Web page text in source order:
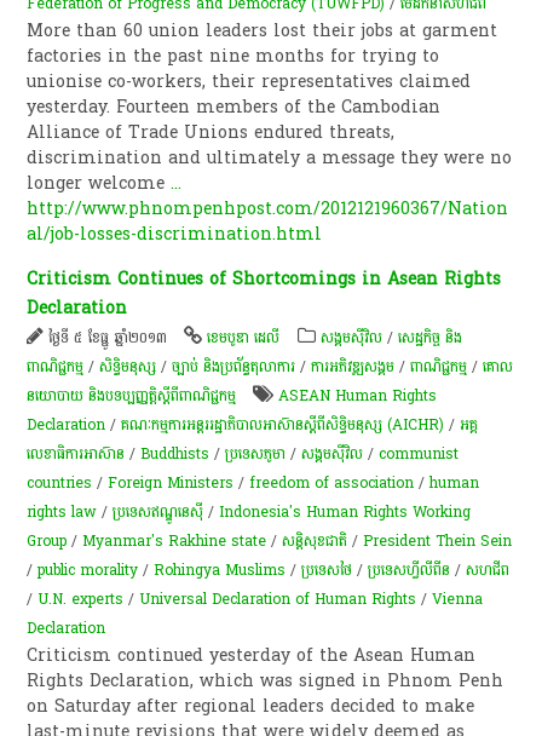
More than 60 union leaders lost their jobs at garment
factories in the past nine months for trying to
unionise co-workers, their representatives claimed
yesterday. Fourteen members of the Cambodian
Alliance of Trade Unions endured threats,
discrimination and ultimately a message they were no
longer welcome...
http://www.phnompenhpost.com/2012121960367/Nation
al/job-losses-discrimination.html
Criticism Continues of Shortcomings in Asean Rights
Declaration
ថ្ងៃទី ៥ ខែធ្នូ ឆ្នាំ២០១៣ ខេមបូឌា ដេលី សង្គមស៊ីវិល /សេដ្ឋកិច្ច និង
ពាណិជ្ជកម្ម /សិទ្ធិមនុស្ស /ច្បាប់ និងប្រព័ន្ធតុលាការ /ការ​អភិវឌ្ឍ​សង្គម /ពាណិជ្ជកម្ម /គោល
នយោបាយ និងបទប្បញ្ញត្តិស្តីពីពាណិជ្ជកម្ម
ASEAN Human Rights
Declaration /គណៈកម្មការអន្តររដ្ឋាភិបាលអាស៊ានស្តីពីសិទ្ធិមនុស្ស (AICHR) /អគ្គ
លេខាធិការអាស៊ាន /Buddhists /ប្រទេសភូមា /សង្គមស៊ីវិល /communist
countries /Foreign Ministers /freedom of association /human
rights law /ប្រទេសឥណ្ឌូនេស៊ី /Indonesia's Human Rights Working
Group /Myanmar's Rakhine state /សន្តិសុខជាតិ /President Thein Sein
/public morality /Rohingya Muslims /ប្រទេសថៃ /ប្រទេសហ្វីលីពីន /សហជីព
/U.N. experts /Universal Declaration of Human Rights /Vienna
Declaration
Criticism continued yesterday of the Asean Human
Rights Declaration, which was signed in Phnom Penh
on Saturday after regional leaders decided to make